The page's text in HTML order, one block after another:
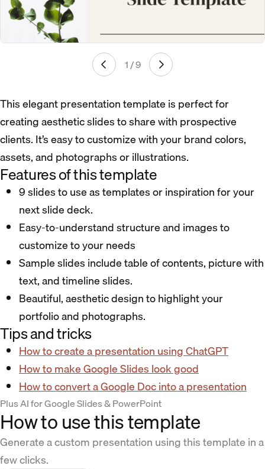
1 / 9
This elegant presentation template is perfect for
creating aesthetic slides to share with prospective
clients. It’s easy to customize with your brand colors,
assets, and photographs or illustrations.
Features of this template
9 slides to use as templates or inspiration for your
next slide deck.
Easy-to-understand structure and images to
customize to your needs
Sample slides include table of contents, picture with
text, and timeline slides.
Beautiful, aesthetic design to highlight your
portfolio and photographs.
Tips and tricks
How to create a presentation using ChatGPT
How to make Google Slides look good
How to convert a Google Doc into a presentation
Plus AI for Google Slides & PowerPoint
How to use this template
Generate a custom presentation using this template in a
few clicks.